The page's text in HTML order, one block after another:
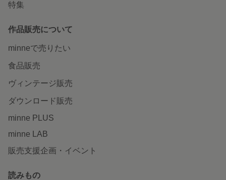
特集
作品販売について
minneで売りたい
食品販売
ヴィンテージ販売
ダウンロード販売
minne PLUS
minne LAB
販売支援企画・イベント
読みもの